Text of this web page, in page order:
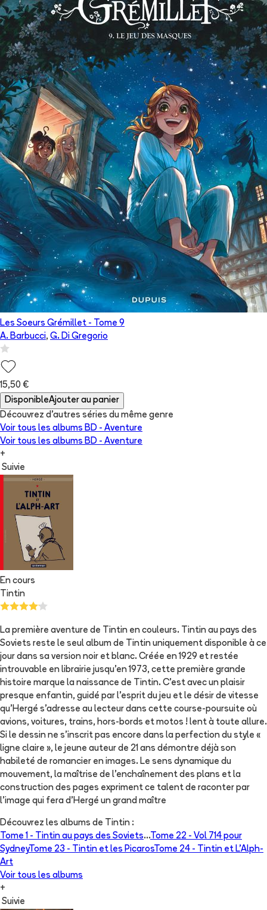
Les Soeurs Grémillet - Tome 9
A. Barbucci, G. Di Gregorio
15,50 €
DisponibleAjouter au panier
Découvrez d'autres séries du même genre
Voir tous les albums BD - Aventure
Voir tous les albums BD - Aventure
+
Suivie
En cours
Tintin
La première aventure de Tintin en couleurs. Tintin au pays des
Soviets reste le seul album de Tintin uniquement disponible à ce
jour dans sa version noir et blanc. Créée en 1929 et restée
introuvable en librairie jusqu'en 1973, cette première grande
histoire marque la naissance de Tintin. C'est avec un plaisir
presque enfantin, guidé par l'esprit du jeu et le désir de vitesse
qu'Hergé s'adresse au lecteur dans cette course-poursuite où
avions, voitures, trains, hors-bords et motos ! lent à toute allure.
Si le dessin ne s'inscrit pas encore dans la perfection du style «
ligne claire », le jeune auteur de 21 ans démontre déjà son
habileté de romancier en images. Le sens dynamique du
mouvement, la maîtrise de l'enchaînement des plans et la
construction des pages expriment ce talent de raconter par
l'image qui fera d'Hergé un grand maître
Découvrez les albums de Tintin :
Tome 1 - Tintin au pays des Soviets...Tome 22 - Vol 714 pour
SydneyTome 23 - Tintin et les PicarosTome 24 - Tintin et L'Alph-
Art
Voir tous les albums
+
Suivie